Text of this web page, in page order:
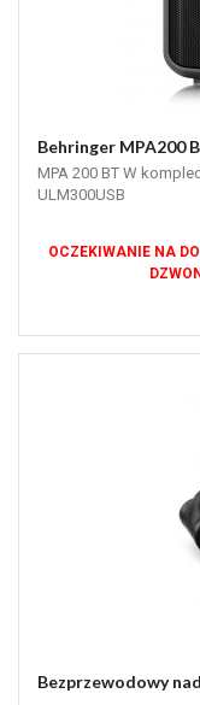
Behringer MPA200
MPA 200 BT W
ULM300USB
OCZEKIWANIE NA
Bezprzewodowy